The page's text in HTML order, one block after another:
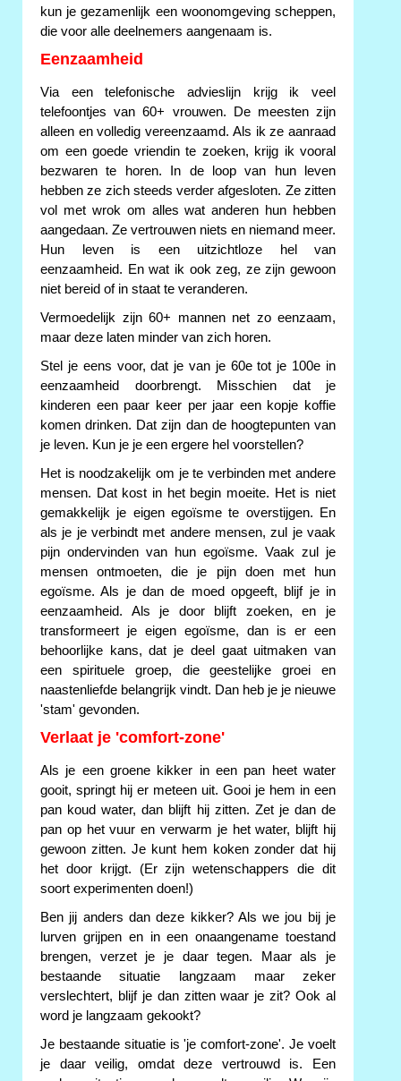
kun je gezamenlijk een woonomgeving scheppen,
die voor alle deelnemers aangenaam is.
Eenzaamheid
Via een telefonische advieslijn krijg ik veel
telefoontjes van 60+ vrouwen. De meesten zijn
alleen en volledig vereenzaamd. Als ik ze aanraad
om een goede vriendin te zoeken, krijg ik vooral
bezwaren te horen. In de loop van hun leven
hebben ze zich steeds verder afgesloten. Ze zitten
vol met wrok om alles wat anderen hun hebben
aangedaan. Ze vertrouwen niets en niemand meer.
Hun leven is een uitzichtloze hel van
eenzaamheid. En wat ik ook zeg, ze zijn gewoon
niet bereid of in staat te veranderen.
Vermoedelijk zijn 60+ mannen net zo eenzaam,
maar deze laten minder van zich horen.
Stel je eens voor, dat je van je 60e tot je 100e in
eenzaamheid doorbrengt. Misschien dat je
kinderen een paar keer per jaar een kopje koffie
komen drinken. Dat zijn dan de hoogtepunten van
je leven. Kun je je een ergere hel voorstellen?
Het is noodzakelijk om je te verbinden met andere
mensen. Dat kost in het begin moeite. Het is niet
gemakkelijk je eigen egoïsme te overstijgen. En
als je je verbindt met andere mensen, zul je vaak
pijn ondervinden van hun egoïsme. Vaak zul je
mensen ontmoeten, die je pijn doen met hun
egoïsme. Als je dan de moed opgeeft, blijf je in
eenzaamheid. Als je door blijft zoeken, en je
transformeert je eigen egoïsme, dan is er een
behoorlijke kans, dat je deel gaat uitmaken van
een spirituele groep, die geestelijke groei en
naastenliefde belangrijk vindt. Dan heb je je nieuwe
'stam' gevonden.
Verlaat je 'comfort-zone'
Als je een groene kikker in een pan heet water
gooit, springt hij er meteen uit. Gooi je hem in een
pan koud water, dan blijft hij zitten. Zet je dan de
pan op het vuur en verwarm je het water, blijft hij
gewoon zitten. Je kunt hem koken zonder dat hij
het door krijgt. (Er zijn wetenschappers die dit
soort experimenten doen!)
Ben jij anders dan deze kikker? Als we jou bij je
lurven grijpen en in een onaangename toestand
brengen, verzet je je daar tegen. Maar als je
bestaande situatie langzaam maar zeker
verslechtert, blijf je dan zitten waar je zit? Ook al
word je langzaam gekookt?
Je bestaande situatie is 'je comfort-zone'. Je voelt
je daar veilig, omdat deze vertrouwd is. Een